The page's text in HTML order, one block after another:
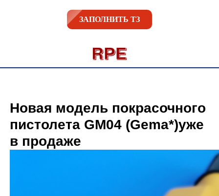
ЗАПОЛНИТЬ ТЗ
Новая модель покрасочного
пистолета GM04 (Gema*)уже
в продаже